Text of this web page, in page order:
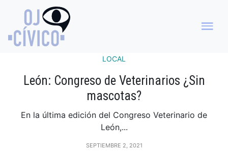
LOCAL
León: Congreso de Veterinarios ¿Sin
mascotas?
En la última edición del Congreso Veterinario de
León,...
SEPTIEMBRE 2, 2021